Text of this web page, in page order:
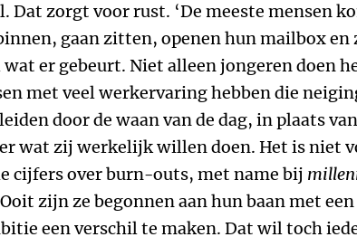
Dat zorgt voor rust. ‘De meeste mensen
gaan zitten, openen hun mailbox en
er gebeurt. Niet alleen jongeren doen
met veel werkervaring hebben die
door de waan van de dag, in plaats
wat zij werkelijk willen doen. Het is niet
cijfers over burn-outs, met name bij
zijn ze begonnen aan hun baan met
een verschil te maken. Dat wil toch